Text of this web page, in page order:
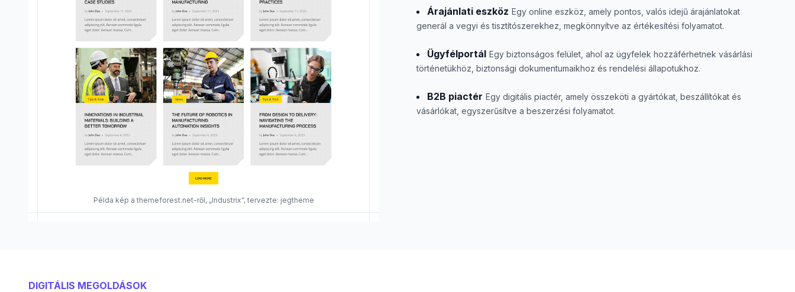
Példa kép a themeforest.net-ről, „Industrix”, tervezte: jegtheme
Árajánlati eszköz Egy online eszköz, amely pontos, valós idejű árajánlatokat
generál a vegyi és tisztítószerekhez, megkönnyítve az értékesítési folyamatot.
Ügyfélportál Egy biztonságos felület, ahol az ügyfelek hozzáférhetnek vásárlási
történetükhöz, biztonsági dokumentumaikhoz és rendelési állapotukhoz.
B2B piactér Egy digitális piactér, amely összeköti a gyártókat, beszállítókat és
vásárlókat, egyszerűsítve a beszerzési folyamatot.
DIGITÁLIS MEGOLDÁSOK